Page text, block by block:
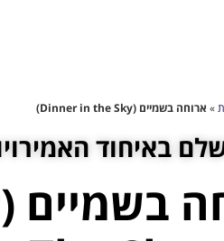
» ארוחה בשמיים (Dinner in the Sky)
באיחוד